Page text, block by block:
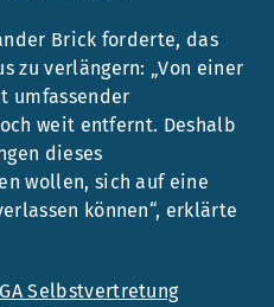
Brick forderte, das
zu verlängern: „Von einer
umfassender
weit entfernt. Deshalb
dieses
wollen, sich auf eine
können“, erklärte
Selbstvertretung